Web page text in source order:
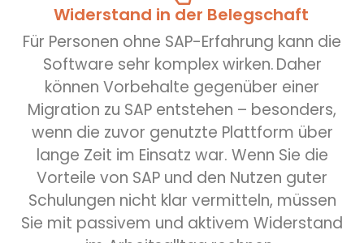
Widerstand in der Belegschaft
Für Personen ohne SAP-Erfahrung kann die
Software sehr komplex wirken. Daher
können Vorbehalte gegenüber einer
Migration zu SAP entstehen – besonders,
wenn die zuvor genutzte Plattform über
lange Zeit im Einsatz war. Wenn Sie die
Vorteile von SAP und den Nutzen guter
Schulungen nicht klar vermitteln, müssen
Sie mit passivem und aktivem Widerstand